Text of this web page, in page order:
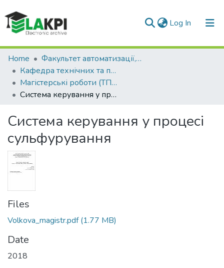
Log In (current)
Communities & Collections
All of DSpace
Statistics
Home
Факультет автоматизації, промислової інженерії та екології (ФАПІЕ)
Кафедра технічних та програмних засобів автоматизації (ТПЗА)
Магістерські роботи (ТПЗА)
Система керування у процесі сульфурування
Система керування у процесі
сульфурування
Files
Volkova_magistr.pdf(1.77 MB)
Date
2018